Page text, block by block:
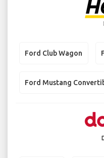
Ford Club Wagon
Ford Mustang